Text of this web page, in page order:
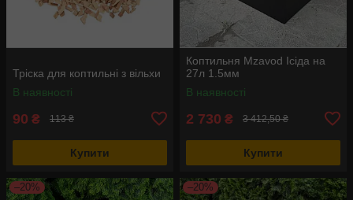
Тріска для коптильні з вільхи
В наявності
90 ₴ 113 ₴
Купити
Коптильня Mzavod Ісіда на
27л 1.5мм
В наявності
2 730 ₴ 3 412,50 ₴
Купити
–20% –20%